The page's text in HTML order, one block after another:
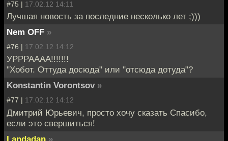
#75 | 17.02.12 14:11
Лучшая новость за последние несколько лет ;)))
Nem OFF »
#76 | 17.02.12 14:12
УРРРАААА!!!!!!!
"Хобот. Оттуда досюда" или "отсюда дотуда"?
Konstantin Vorontsov »
#77 | 17.02.12 14:12
Дмитрий Юрьевич, просто хочу сказать Спасибо,
если это свершиться!
Landadan »